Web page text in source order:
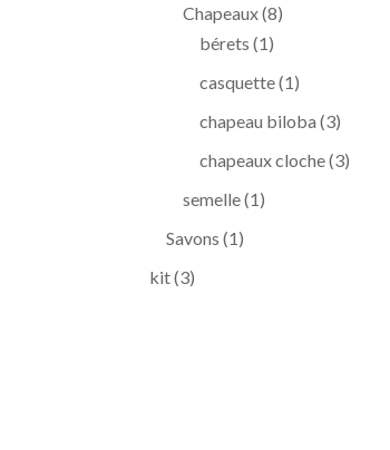
produits
Chapeaux 88
bérets 11
produit
casquette 11
produit
chapeau biloba 33
produits
chapeaux cloche 33
semelle 11
Savons 11
kit 33